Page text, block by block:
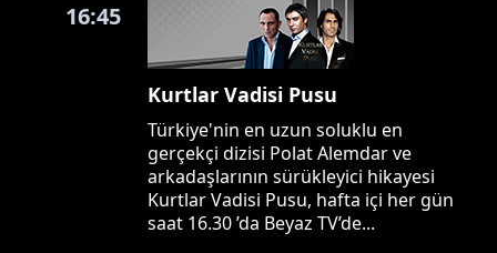
16:45
Kurtlar Vadisi Pusu
Türkiye'nin en uzun soluklu en
gerçekçi dizisi Polat Alemdar ve
arkadaşlarının sürükleyici hikayesi
Kurtlar Vadisi Pusu, hafta içi her gün
saat 16.30 ’da Beyaz TV’de...